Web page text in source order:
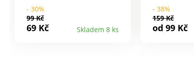
Je lehký, super měkký a
příjemný k pokožce. Má
ultra absorpční
- 30%
99 Kč
69 Kč Skladem 8 ks
jemnost.
bavlny, a
jejich
- 38%
159 Kč
od 99 Kč